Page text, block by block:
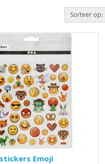
Sorteer op:
Emoji